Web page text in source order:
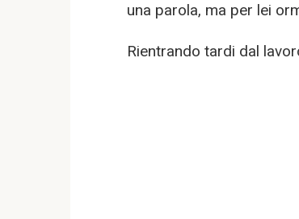
una parola, ma per lei
Rientrando tardi dal